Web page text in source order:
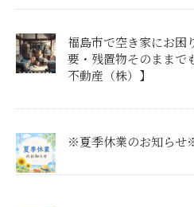
福島市で空き家にお困
要・残置物そのままで
不動産（株）】
※夏季休業のお知らせ